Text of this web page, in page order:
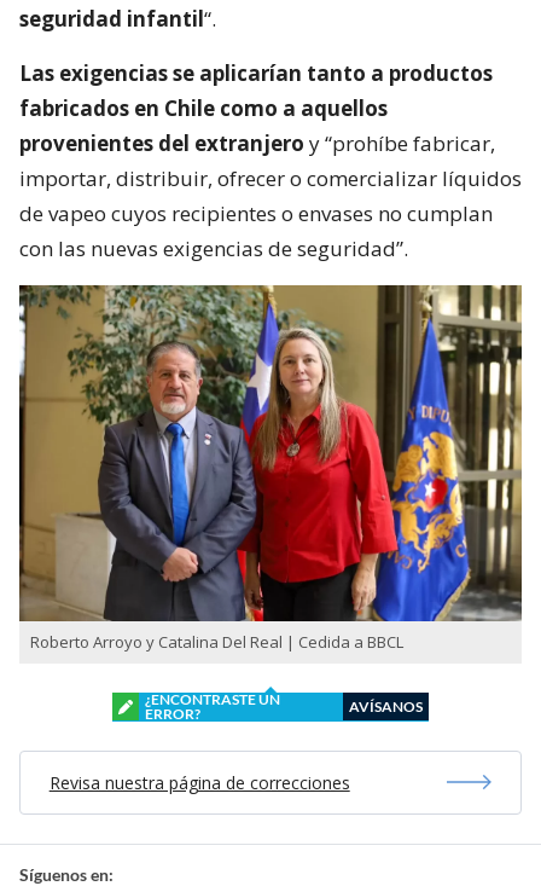
seguridad infantil“.
Las exigencias se aplicarían tanto a productos
fabricados en Chile como a aquellos
provenientes del extranjero y “prohíbe fabricar,
importar, distribuir, ofrecer o comercializar líquidos
de vapeo cuyos recipientes o envases no cumplan
con las nuevas exigencias de seguridad”.
Roberto Arroyo y Catalina Del Real | Cedida a BBCL
¿ENCONTRASTE UN
ERROR?
AVÍSANOS
Revisa nuestra página de correcciones
Síguenos en: